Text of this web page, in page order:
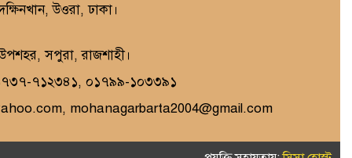
উওরা, ঢাকা।
সপুরা, রাজশাহী।
৭১২৩৪১, ০১৭৯৯-১০৩৩৯১
mohanagarbarta2004@gmail.com